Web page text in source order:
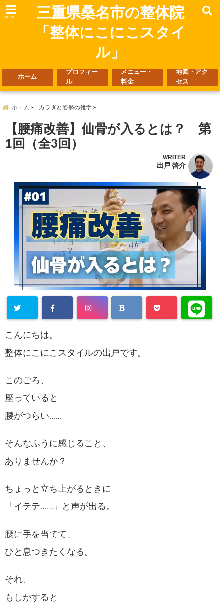
menu
三重県桑名市の整体院
「整体にこにこスタイ
ル」
ホーム
プロフィー
ル
メニュー・
料金
地図・アク
セス
ホーム カラダと姿勢の雑学
【腰痛改善】仙骨が入るとは？ 第
1回（全3回）
WRITER
出戸 啓介
こんにちは。
整体にこにこスタイルの出戸です。
このごろ、
座っていると
腰がつらい……
そんなふうに感じること、
ありませんか？
ちょっと立ち上がるときに
「イテテ……」と声が出る。
腰に手を当てて、
ひと息つきたくなる。
それ、
もしかすると